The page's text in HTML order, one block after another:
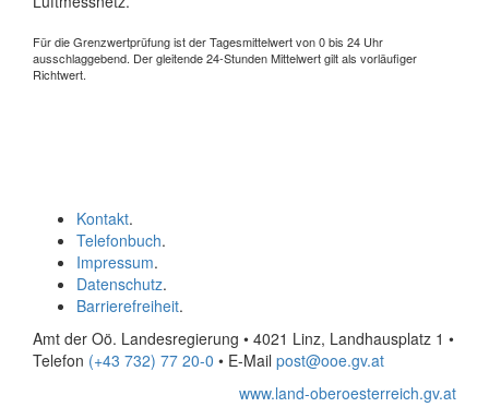
Für die Grenzwertprüfung ist der Tagesmittelwert von 0 bis 24 Uhr
ausschlaggebend. Der gleitende 24-Stunden Mittelwert gilt als vorläufiger
Richtwert.
Kontakt.
Telefonbuch.
Impressum.
Datenschutz.
Barrierefreiheit.
Amt der Oö. Landesregierung • 4021 Linz, Landhausplatz 1 •
Telefon (+43 732) 77 20-0 • E-Mail post@ooe.gv.at
www.land-oberoesterreich.gv.at